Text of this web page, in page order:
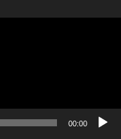
00:00